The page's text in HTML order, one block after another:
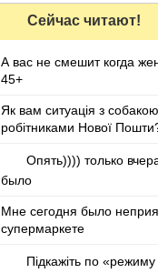
Сейчас читают!
А вас не смешит когда
45+
Як вам ситуацiя з
робітниками Нової
Опять)))) только
было
Мне сегодня было
супермаркете
Підкажіть по «режиму